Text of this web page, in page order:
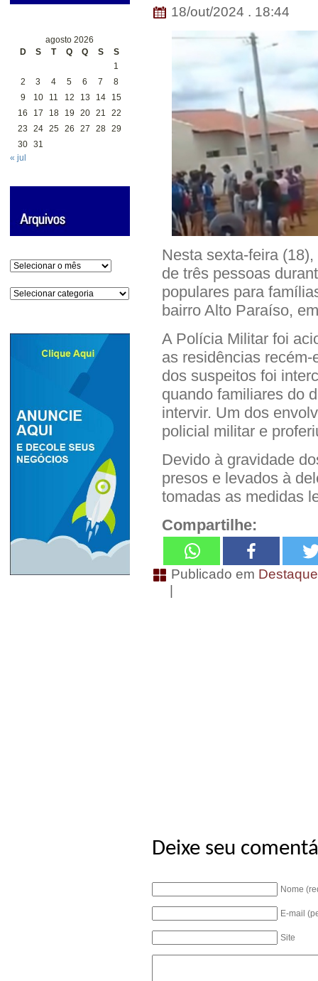
agosto 2026
D
S T Q Q S
S
1
2
3 4 5 6 7
8
9
10 11 12 13 14
15
16
17 18 19 20 21
22
23
24 25 26 27 28 29
30 31
« jul
Arquivos
Categorias
18/out/2024 . 18:44
Nesta sexta-feira
de três pessoas
populares para
bairro Alto Paraíso,
A Polícia Militar foi
as residências
dos suspeitos foi
quando familiares do
intervir. Um dos
policial militar e
Devido à gravidade
presos e levados à
tomadas as medidas
Compartilhe:
Publicado em
|
Deixe seu
Nome
E-mail
Site